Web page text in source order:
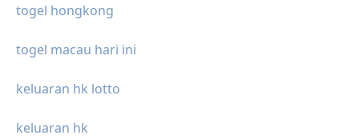
togel hongkong
togel macau hari ini
keluaran hk lotto
keluaran hk